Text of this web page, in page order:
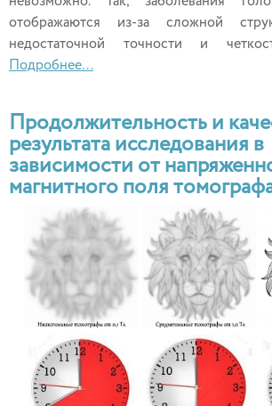
отображаются из-за сложной
недостаточной точности и
Подробнее...
Продолжительность и
результата исследования в
зависимости от
магнитного поля